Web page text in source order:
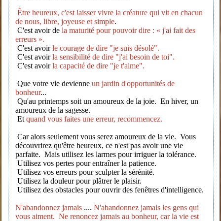
Être heureux, c'est laisser vivre la créature qui vit en chacun
de nous, libre, joyeuse et simple.
C'est avoir dela maturité pour pouvoir dire : « j'ai fait des
erreurs ».
C'est avoirle courage de dire "je suis désolé".
C'est avoirla sensibilité de dire "j'ai besoin de toi".
C'est avoirla capacité de dire "je t'aime".
Que votre vie devienne un jardin d'opportunités de
bonheur...
Qu'au printemps soit un amoureux de la joie. En hiver, un
amoureux de la sagesse.
Et quand vous faites une erreur, recommencez.
Car alors seulement vous serez amoureux de la vie. Vous
découvrirez qu'être heureux, ce n'est pas avoir une vie
parfaite. Mais utilisez les larmes pour irriguer la tolérance.
Utilisez vos pertes pour entraîner la patience.
Utilisez vos erreurs pour sculpter la sérénité.
Utilisez la douleur pour plâtrer le plaisir.
Utilisez des obstacles pour ouvrir des fenêtres d'intelligence.
N'abandonnez jamais.... N'abandonnez jamais les gens qui
vous aiment. Ne renoncez jamais au bonheur, car la vie est